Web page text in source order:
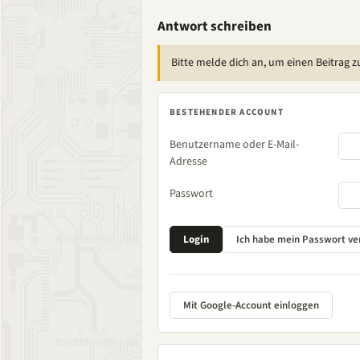
Antwort schreiben
Bitte melde dich an, um einen Beitrag
BESTEHENDER ACCOUNT
Benutzername oder E-Mail-
Adresse
Passwort
Mit Google-Account einloggen